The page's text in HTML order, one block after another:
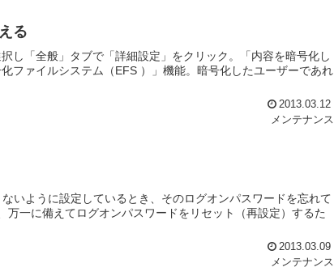
る
し「全般」タブで「詳細設定」をクリック。「内容を暗号化し
ファイルシステム（EFS ）」機能。暗号化したユーザーであれ
2013.03.12
メンテナンス
いように設定しているとき、そのログオンパスワードを忘れて
一に備えてログオンパスワードをリセット（再設定）するた
2013.03.09
メンテナンス